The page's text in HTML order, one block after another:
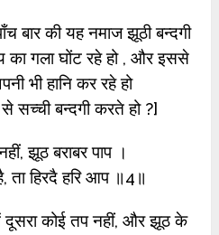
बार की यह नमाज झूठी बन्दगी
गला घोंट रहे हो , और इससे
भी हानि कर रहे हो
सच्ची बन्दगी करते हो ?]
झूठ बराबर पाप ।
ता हिरदै हरि आप ॥4॥
दूसरा कोई तप नहीं, और झूठ के